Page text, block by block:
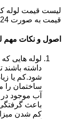
لیست قیمت لوله
قیمت به صورت 24 ساعته توسط متخصصین
اصول و نکات
لوله هایی
داشته باشند
شود.کم یا
ساختمان را
آب موجود در
باعث
کم شدن